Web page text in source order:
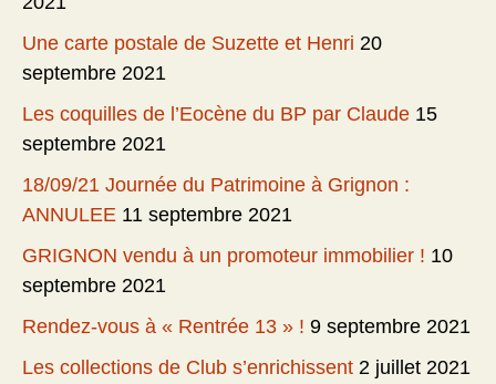
Une carte postale de Suzette et Henri 20
septembre 2021
Les coquilles de l’Eocène du BP par Claude 15
septembre 2021
18/09/21 Journée du Patrimoine à Grignon :
ANNULEE 11 septembre 2021
GRIGNON vendu à un promoteur immobilier ! 10
septembre 2021
Rendez-vous à « Rentrée 13 » ! 9 septembre 2021
Les collections de Club s’enrichissent 2 juillet 2021